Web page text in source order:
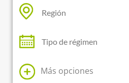
Más opciones